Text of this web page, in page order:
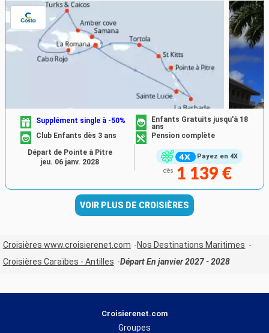
Payez en 4X
Supplément single à -50%
Enfants Gratuits jusqu'à 18
ans
Club Enfants dès 3 ans
Pension complète
dès 1 139 €
Départ de Pointe à Pitre
jeu. 06 janv. 2028
VOIR PLUS DE CROISIÈRES
Croisières www.croisierenet.com
Nos Destinations Maritimes
Croisières Caraïbes - Antilles
Départ En janvier 2027 - 2028
Croisierenet.com
Groupes